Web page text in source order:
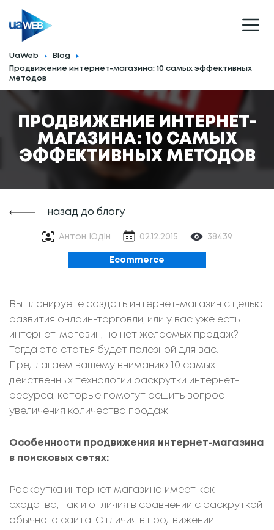
UaWeb
Blog
Продвижение интернет-магазина: 10 самых эффективных
методов
ПРОДВИЖЕНИЕ ИНТЕРНЕТ-
МАГАЗИНА: 10 САМЫХ
ЭФФЕКТИВНЫХ МЕТОДОВ
назад до блогу
Антон Юдін 02.12.2015 38439
Ecommerce
Вы планируете создать интернет-магазин с целью
развития онлайн-торговли, или у вас уже есть
интернет-магазин, но нет желаемых продаж?
Тогда эта статья будет полезной для вас.
Предлагаем вашему вниманию 10 самых
действенных технологий раскрутки интернет-
ресурса, которые помогут решить вопрос
увеличения количества продаж.
Особенности продвижения интернет-магазина
в поисковых сетях:
Раскрутка интернет магазина имеет как
сходства, так и отличия в сравнении с раскруткой
обычного сайта. Отличия в продвижении